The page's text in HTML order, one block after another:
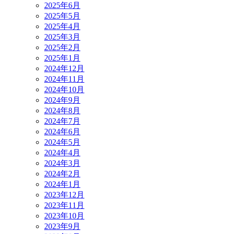
2025年6月
2025年5月
2025年4月
2025年3月
2025年2月
2025年1月
2024年12月
2024年11月
2024年10月
2024年9月
2024年8月
2024年7月
2024年6月
2024年5月
2024年4月
2024年3月
2024年2月
2024年1月
2023年12月
2023年11月
2023年10月
2023年9月